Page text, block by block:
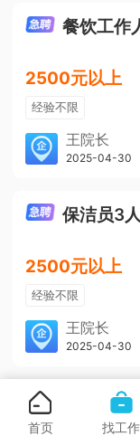
餐饮工作
2500元以上
经验不限
学历不限
3人
王院长
凤冈安宁医院
2025-04-30
保洁员3
2500元以上
经验不限
学历不限
3人
王院长
凤冈安宁医院
2025-04-30
首页 找工作